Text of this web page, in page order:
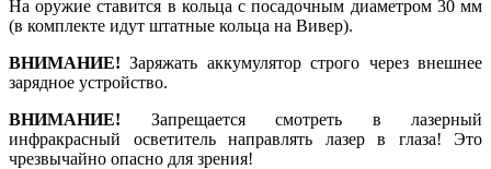
На оружие ставится в кольца с посадочным диаметром 30 мм
(в комплекте идут штатные кольца на Вивер).
ВНИМАНИЕ!Заряжать аккумулятор строго через внешнее
зарядное устройство.
ВНИМАНИЕ! Запрещается смотреть в лазерный
инфракрасный осветитель направлять лазер в глаза! Это
чрезвычайно опасно для зрения!